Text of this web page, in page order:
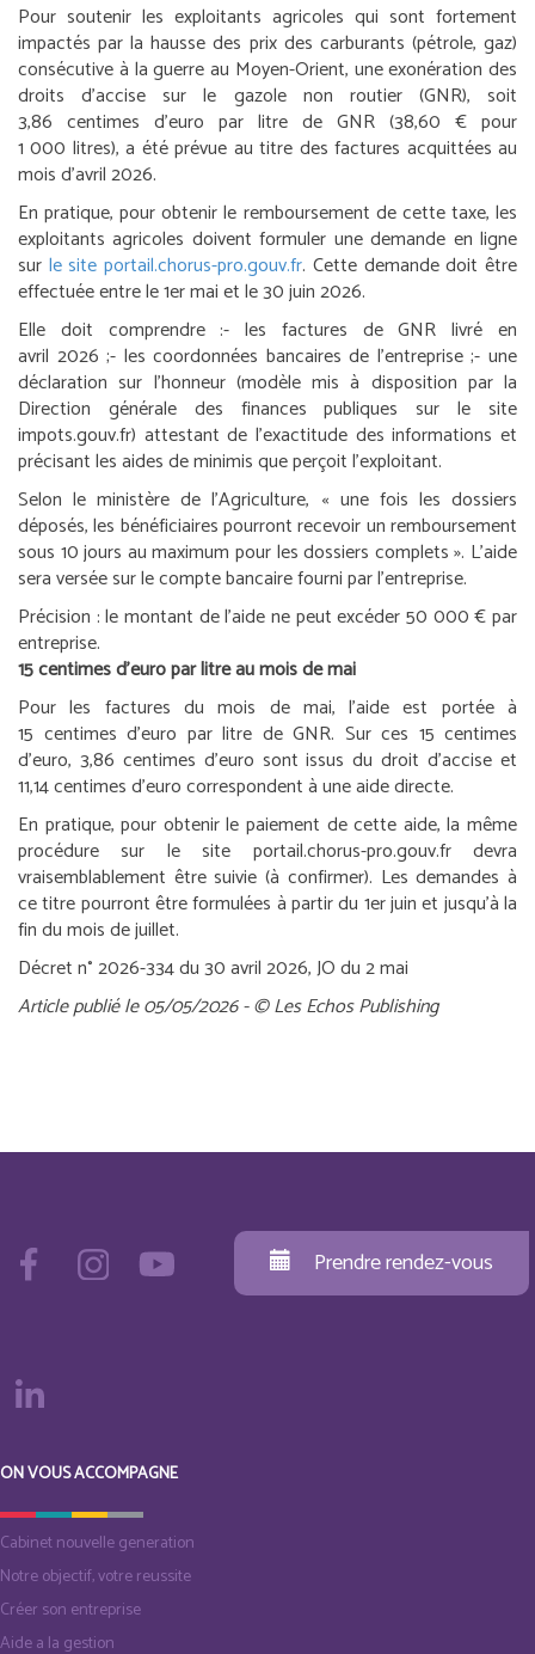
Pour soutenir les exploitants agricoles qui sont fortement
impactés par la hausse des prix des carburants (pétrole, gaz)
consécutive à la guerre au Moyen-Orient, une exonération des
droits d’accise sur le gazole non routier (GNR), soit
3,86 centimes d’euro par litre de GNR (38,60 € pour
1 000 litres), a été prévue au titre des factures acquittées au
mois d’avril 2026.
En pratique, pour obtenir le remboursement de cette taxe, les
exploitants agricoles doivent formuler une demande en ligne
sur le site portail.chorus-pro.gouv.fr. Cette demande doit être
effectuée entre le 1ermai et le 30 juin 2026.
Elle doit comprendre :- les factures de GNR livré en
avril 2026 ;- les coordonnées bancaires de l’entreprise ;- une
déclaration sur l’honneur (modèle mis à disposition par la
Direction générale des finances publiques sur le site
impots.gouv.fr) attestant de l’exactitude des informations et
précisant les aides de minimis que perçoit l’exploitant.
Selon le ministère de l’Agriculture, « une fois les dossiers
déposés, les bénéficiaires pourront recevoir un remboursement
sous 10 jours au maximum pour les dossiers complets ». L’aide
sera versée sur le compte bancaire fourni par l’entreprise.
Précision :le montant de l’aide ne peut excéder 50 000 € par
entreprise.
15 centimes d’euro par litre au mois de mai
Pour les factures du mois de mai, l’aide est portée à
15 centimes d’euro par litre de GNR. Sur ces 15 centimes
d’euro, 3,86 centimes d’euro sont issus du droit d’accise et
11,14 centimes d’euro correspondent à une aide directe.
En pratique, pour obtenir le paiement de cette aide, la même
procédure sur le site portail.chorus-pro.gouv.fr devra
vraisemblablement être suivie (à confirmer). Les demandes à
ce titre pourront être formulées à partir du 1erjuin et jusqu’à la
fin du mois de juillet.
Décret n° 2026-334 du 30 avril 2026, JO du 2 mai
Article publié le 05/05/2026 - © Les Echos Publishing
Prendre rendez-vous
ON VOUS ACCOMPAGNE
Cabinet nouvelle generation
Notre objectif, votre reussite
Créer son entreprise
Aide a la gestion